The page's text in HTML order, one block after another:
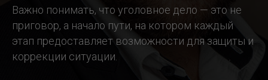
Важно понимать, что уголовное дело — это не
приговор, а начало пути, на котором каждый
этап предоставляет возможности для защиты и
коррекции ситуации.